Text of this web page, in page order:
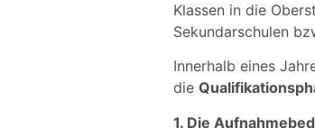
Klassen in die
Sekundarschulen
Innerhalb eines
die
1. Die